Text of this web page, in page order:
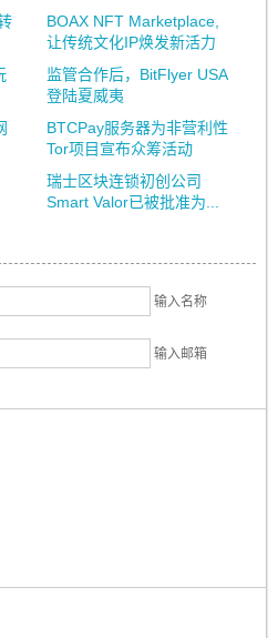
BOAX NFT Marketplace,
让传统文化IP焕发新活力
监管合作后，BitFlyer USA
登陆夏威夷
BTCPay服务器为非营利性
Tor项目宣布众筹活动
瑞士区块连锁初创公司
Smart Valor已被批准为...
输入名称
输入邮箱